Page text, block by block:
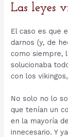
Las leyes
El caso es que
darnos (y, de
como siempre,
solucionaba
con los
No solo no lo
que tenían un
en la mayoría
innecesario. Y